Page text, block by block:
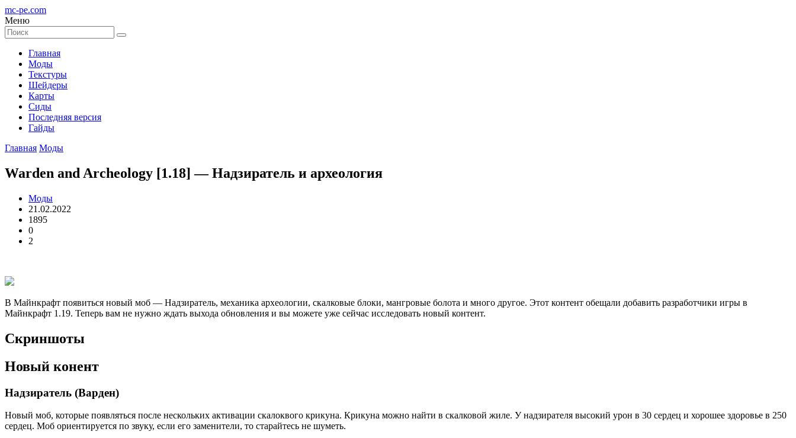
mc-pe.com
Меню
Главная
Моды
Текстуры
Шейдеры
Карты
Сиды
Последняя версия
Гайды
Главная Моды
Warden and Archeology [1.18] — Надзиратель и археология
Моды
21.02.2022
1895
0
2
В Майнкрафт появиться новый моб — Надзиратель, механика археологии, скалковые блоки, мангровые болота и много другое. Этот контент обещали добавить разработчики игры в
Майнкрафт 1.19. Теперь вам не нужно ждать выхода обновления и вы можете уже сейчас исследовать новый контент.
Скриншоты
Новый конент
Надзиратель (Варден)
Новый моб, которые появляться после нескольких активации скалоквого крикуна. Крикуна можно найти в скалковой жиле. У надзирателя высокий урон в 30 сердец и хорошее здоровье в 250
сердец. Моб ориентируется по звуку, если его заменители, то старайтесь не шуметь.